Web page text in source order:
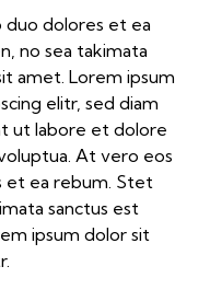
dolores et ea
no sea takimata
amet. Lorem ipsum
elitr, sed diam
ut labore et dolore
At vero eos
et ea rebum. Stet
sanctus est
ipsum dolor sit